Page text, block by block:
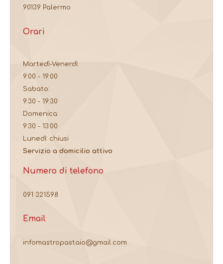
90139 Palermo
Orari
Martedì-Venerdì:
9:00 - 19:00
Sabato:
9:30 - 19:30
Domenica:
9:30 - 13:00
Lunedì: chiusi
Servizio a domicilio attivo
Numero di telefono
091 321598
Email
infomastropastaio@gmail.com